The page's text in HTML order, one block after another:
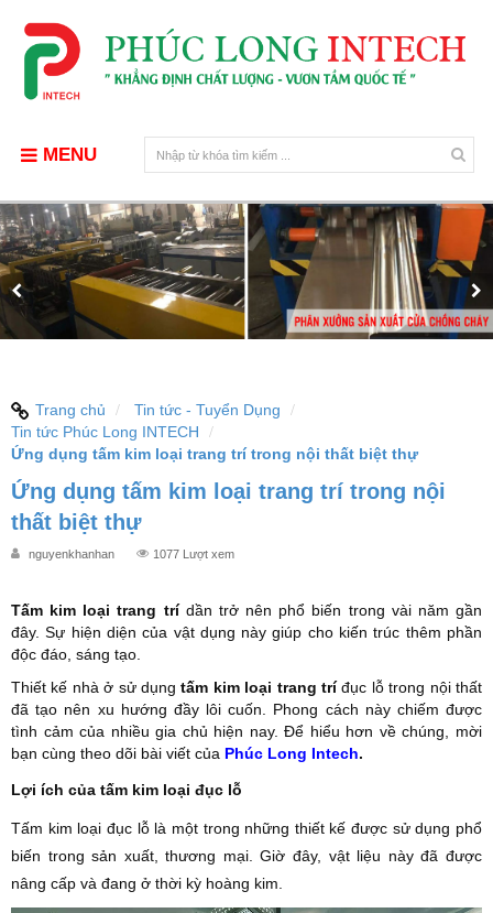
MENU
Trang chủ
Tin tức - Tuyển Dụng
Tin tức Phúc Long INTECH
Ứng dụng tấm kim loại trang trí trong nội thất biệt thự
Ứng dụng tấm kim loại trang trí trong nội
thất biệt thự
nguyenkhanhan 1077 Lượt xem
Tấm kim loại trang trídần trở nên phổ biến trong vài năm gần
đây. Sự hiện diện của vật dụng này giúp cho kiến trúc thêm phần
độc đáo, sáng tạo.
Thiết kế nhà ở sử dụngtấm kim loại trang tríđục lỗ trong nội thất
đã tạo nên xu hướng đầy lôi cuốn. Phong cách này chiếm được
tình cảm của nhiều gia chủ hiện nay. Để hiểu hơn về chúng, mời
bạn cùng theo dõi bài viết của Phúc Long Intech.
Lợi ích của tấm kim loại đục lỗ
Tấm kim loại đục lỗ là một trong những thiết kế được sử dụng phổ
biến trong sản xuất, thương mại. Giờ đây, vật liệu này đã được
nâng cấp và đang ở thời kỳ hoàng kim.